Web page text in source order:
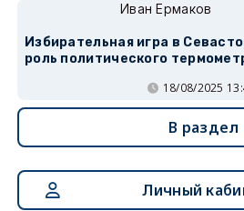
Иван Ермаков
Избирательная игра в
роль политического
18/08/2025
В раздел
Личный